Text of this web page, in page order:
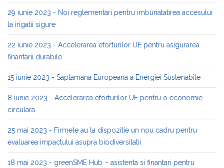
29 iunie 2023 - Noi reglementari pentru imbunatatirea accesului
la irigatii sigure
22 iunie 2023 - Accelerarea eforturilor UE pentru asigurarea
finantarii durabile
15 iunie 2023 - Saptamana Europeana a Energiei Sustenabile
8 iunie 2023 - Accelerarea eforturilor UE pentru o economie
circulara
25 mai 2023 - Firmele au la dispozitie un nou cadru pentru
evaluarea impactului asupra biodiversitatii
18 mai 2023 - greenSME Hub – asistenta si finantari pentru